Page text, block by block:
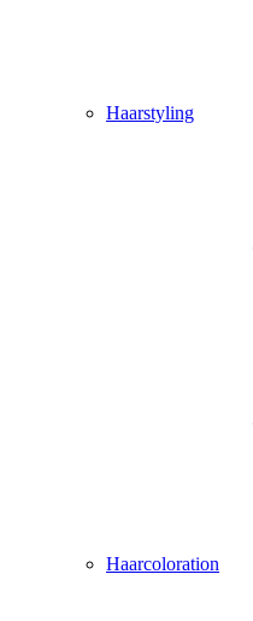
Haarstyling
Haarcoloration